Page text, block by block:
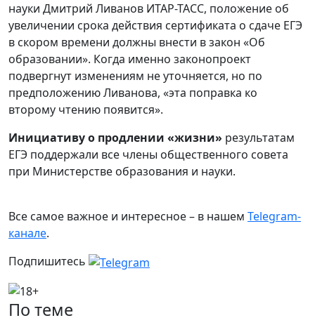
науки Дмитрий Ливанов ИТАР-ТАСС, положение об
увеличении срока действия сертификата о сдаче ЕГЭ
в скором времени должны внести в закон «Об
образовании». Когда именно законопроект
подвергнут изменениям не уточняется, но по
предположению Ливанова, «эта поправка ко
второму чтению появится».
Инициативу о продлении «жизни» результатам
ЕГЭ поддержали все члены общественного совета
при Министерстве образования и науки.
Все самое важное и интересное – в нашем Telegram-
канале.
Подпишитесь
По теме